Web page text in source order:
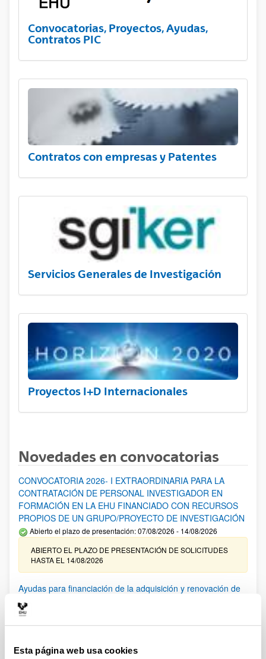
Esta página web usa cookies
Convocatorias, Proyectos, Ayudas,
Contratos PIC
Contratos con empresas y Patentes
Servicios Generales de Investigación
Proyectos I+D Internacionales
Novedades en convocatorias
CONVOCATORIA 2026- I EXTRAORDINARIA PARA LA
CONTRATACIÓN DE PERSONAL INVESTIGADOR EN
FORMACIÓN EN LA EHU FINANCIADO CON RECURSOS
PROPIOS DE UN GRUPO/PROYECTO DE INVESTIGACIÓN
Abierto el plazo de presentación: 07/08/2026 - 14/08/2026
ABIERTO EL PLAZO DE PRESENTACIÓN DE SOLICITUDES
HASTA EL 14/08/2026
Ayudas para financiación de la adquisición y renovación de
infraestructura científica y fondos bibliográficos en la
UPV/EHU 2026
Trámite abierto
25/03/2026: Corrección de errores del listado provisional de
solicitudes admitidas y excluidas. 23/03/2026: Relación